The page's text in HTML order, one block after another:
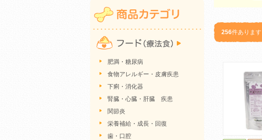
256件あります
肥満・糖尿病
食物アレルギー・皮膚疾患
下痢・消化器
腎臓・心臓・肝臓 疾患
関節炎
栄養補給・成長・回復
歯・口腔